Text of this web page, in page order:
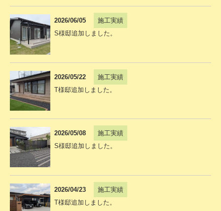
2026/06/05
施工実績
S様邸追加しました。
2026/05/22
施工実績
T様邸追加しました。
2026/05/08
施工実績
S様邸追加しました。
2026/04/23
施工実績
T様邸追加しました。